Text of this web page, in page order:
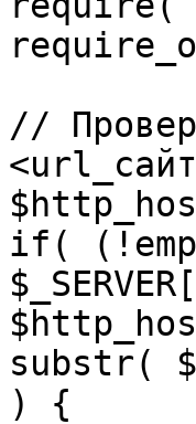
//
if(
substr(
) {